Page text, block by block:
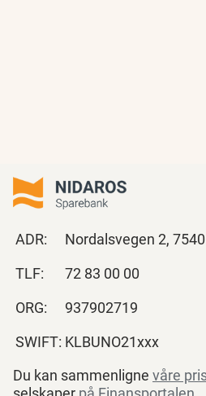
ADR:
Nordalsvegen 2,
TLF:
72 83 00 00
ORG:
937902719
SWIFT: KLBUNO21xxx
Du kan sammenlignevåre